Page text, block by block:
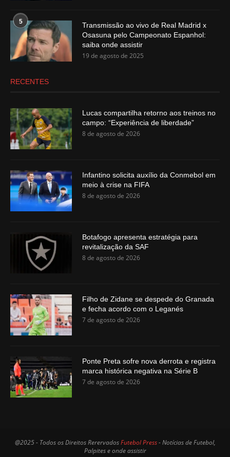
5
Transmissão ao vivo de Real Madrid x
Osasuna pelo Campeonato Espanhol:
saiba onde assistir
19 de agosto de 2025
RECENTES
Lucas compartilha retorno aos treinos no
campo: “Experiência de liberdade”
8 de agosto de 2026
Infantino solicita auxílio da Conmebol em
meio à crise na FIFA
8 de agosto de 2026
Botafogo apresenta estratégia para
revitalização da SAF
8 de agosto de 2026
Filho de Zidane se despede do Granada
e fecha acordo com o Leganés
7 de agosto de 2026
Ponte Preta sofre nova derrota e registra
marca histórica negativa na Série B
7 de agosto de 2026
@2025 - Todos os Direitos RerervadosFutebol Press- Notícias de Futebol,
Palpites e onde assistir